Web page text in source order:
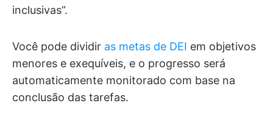
inclusivas”.
Você pode dividir as metas de DEI em objetivos
menores e exequíveis, e o progresso será
automaticamente monitorado com base na
conclusão das tarefas.